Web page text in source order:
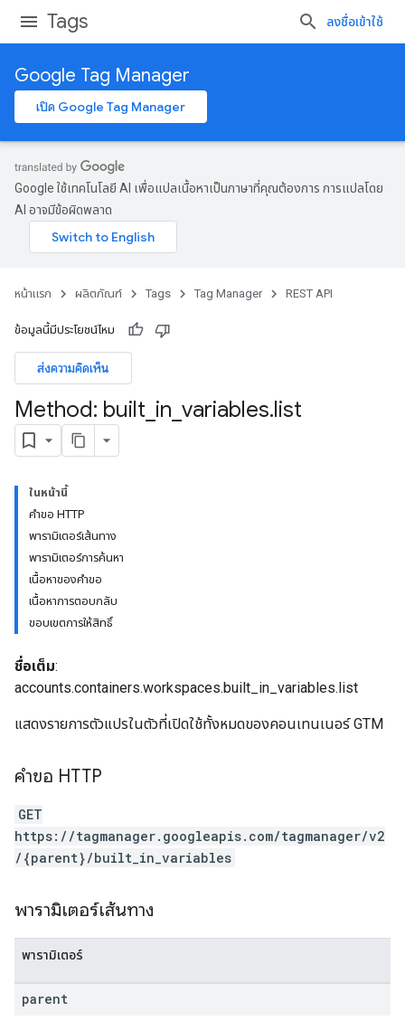
Tags ลงชื่อเข้าใช้
Google Tag Manager
เปิด Google Tag Manager
Google ใช้เทคโนโลยี AI เพื่อแปลเนื้อหาเป็นภาษาที่คุณต้องการ การแปลโดย
AI อาจมีข้อผิดพลาด
หน้าแรก ผลิตภัณฑ์ Tags Tag Manager REST API
ข้อมูลนี้มีประโยชน์ไหม
ส่งความคิดเห็น
Method: built in variables.list
ในหน้านี้
คำขอ HTTP
พารามิเตอร์เส้นทาง
พารามิเตอร์การค้นหา
เนื้อหาของคำขอ
เนื้อหาการตอบกลับ
ขอบเขตการให้สิทธิ์
ชื่อเต็ม:
accounts.containers.workspaces.built_in_variables.list
แสดงรายการตัวแปรในตัวที่เปิดใช้ทั้งหมดของคอนเทนเนอร์ GTM
คำขอ HTTP
GET
https://tagmanager.googleapis.com/tagmanager/v2
/{parent}/built_in_variables
พารามิเตอร์เส้นทาง
พารามิเตอร์
parent